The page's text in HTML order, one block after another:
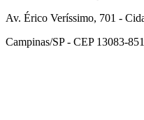
Av. Érico Veríssimo, 701 -
Campinas/SP - CEP 13083-851